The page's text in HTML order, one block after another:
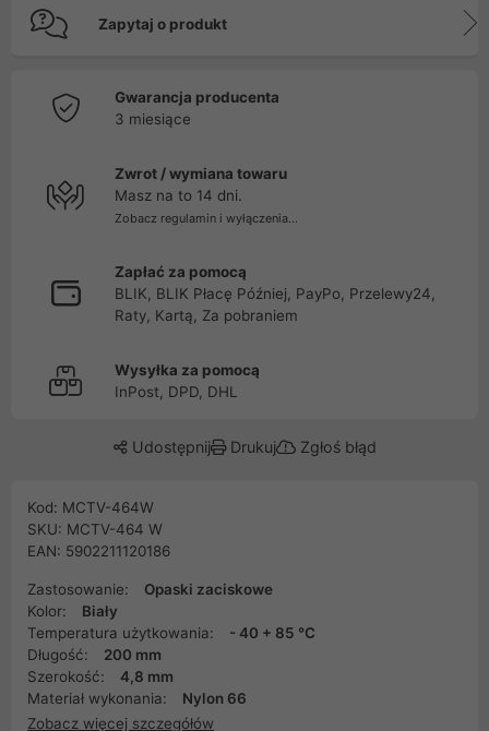
Zapytaj o produkt
Gwarancja producenta
3 miesiące
Zwrot / wymiana towaru
Masz na to 14 dni.
Zobacz regulamin i wyłączenia...
Zapłać za pomocą
BLIK, BLIK Płacę Później, PayPo, Przelewy24,
Raty, Kartą, Za pobraniem
Wysyłka za pomocą
InPost, DPD, DHL
Udostępnij Drukuj Zgłoś błąd
Kod: MCTV-464W
SKU: MCTV-464 W
EAN: 5902211120186
Zastosowanie:
Opaski zaciskowe
Kolor:
Biały
Temperatura użytkowania:
- 40 + 85 °C
Długość:
200 mm
Szerokość:
4,8 mm
Materiał wykonania:
Nylon 66
Zobacz więcej szczegółów